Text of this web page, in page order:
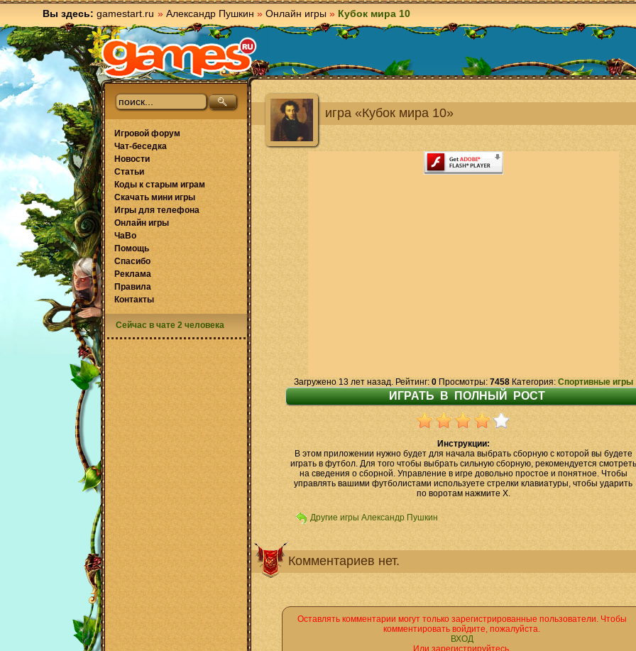
Вы здесь: gamestart.ru » Александр Пушкин » Онлайн игры » Кубок мира 10
игра «Кубок мира 10»
Загружено 13 лет назад. Рейтинг: 0Просмотры: 7458Категория: Спортивные игры
Инструкции:
В этом приложении нужно будет для начала выбрать сборную с которой вы будете
играть в футбол. Для того чтобы выбрать сильную сборную, рекомендуется смотреть
на сведения о сборной. Управление в игре довольно простое и понятное. Чтобы
управлять вашими футболистами используете стрелки клавиатуры, чтобы ударить
по воротам нажмите X.
Другие игры Александр Пушкин
Комментариев нет.
Оставлять комментарии могут только зарегистрированные пользователи. Чтобы
комментировать войдите, пожалуйста.
ВХОД
Или зарегистрируйтесь.
Игровой форум
Чат-беседка
Новости
Статьи
Коды к старым играм
Скачать мини игры
Игры для телефона
Онлайн игры
ЧаВо
Помощь
Спасибо
Реклама
Правила
Контакты
Сейчас в чате 2 человека